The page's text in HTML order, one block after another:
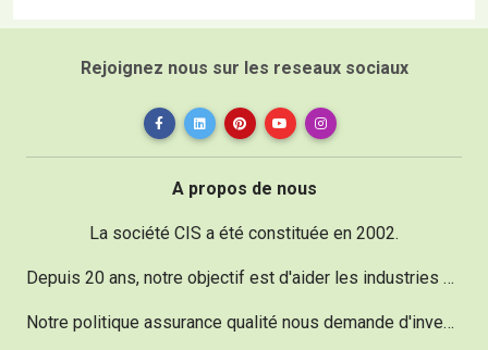
Rejoignez nous sur les reseaux sociaux
A propos de nous
La société CIS a été constituée en 2002.
Depuis 20 ans, notre objectif est d'aider les industries dans le domaine de la maintenance vu qu'un réel besoin existe.
Notre politique assurance qualité nous demande d'investir chaque année 20% de notre chiffre d'affaire pour acquérir du matériel d'une technologie de pointe, performant et innovant.